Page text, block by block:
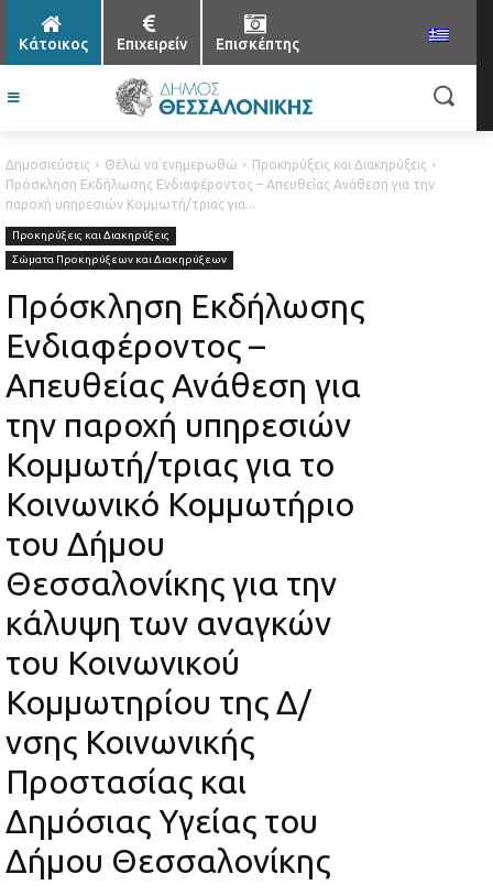
Κάτοικος Επιχειρείν Επισκέπτης
Δημοσιεύσεις Θέλω να ενημερωθώ
Προκηρύξεις και Διακηρύξεις
Πρόσκληση Εκδήλωσης Ενδιαφέροντος – Απευθείας Ανάθεση για την
παροχή υπηρεσιών Κομμωτή/τριας για...
Προκηρύξεις και Διακηρύξεις
Σώματα Προκηρύξεων και Διακηρύξεων
Πρόσκληση Εκδήλωσης
Ενδιαφέροντος –
Απευθείας Ανάθεση για
την παροχή υπηρεσιών
Κομμωτή/τριας για το
Κοινωνικό Κομμωτήριο
του Δήμου
Θεσσαλονίκης για την
κάλυψη των αναγκών
του Κοινωνικού
Κομμωτηρίου της Δ/
νσης Κοινωνικής
Προστασίας και
Δημόσιας Υγείας του
Δήμου Θεσσαλονίκης